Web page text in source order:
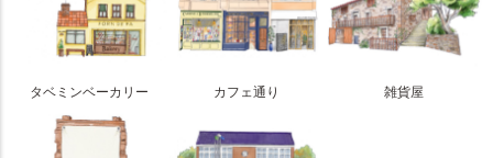
タベミンベーカリー カフェ通り 雑貨屋